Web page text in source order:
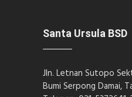
Santa Ursula BSD
Jln. Letnan Sutopo
Bumi Serpong Damai,